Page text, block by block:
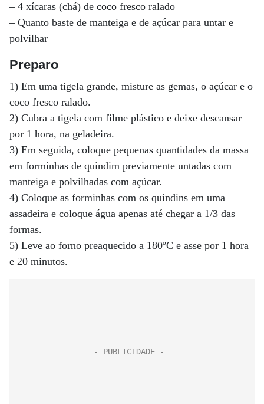
– 4 xícaras (chá) de coco fresco ralado
– Quanto baste de manteiga e de açúcar para untar e
polvilhar
Preparo
1) Em uma tigela grande, misture as gemas, o açúcar e o
coco fresco ralado.
2) Cubra a tigela com filme plástico e deixe descansar
por 1 hora, na geladeira.
3) Em seguida, coloque pequenas quantidades da massa
em forminhas de quindim previamente untadas com
manteiga e polvilhadas com açúcar.
4) Coloque as forminhas com os quindins em uma
assadeira e coloque água apenas até chegar a 1/3 das
formas.
5) Leve ao forno preaquecido a 180ºC e asse por 1 hora
e 20 minutos.